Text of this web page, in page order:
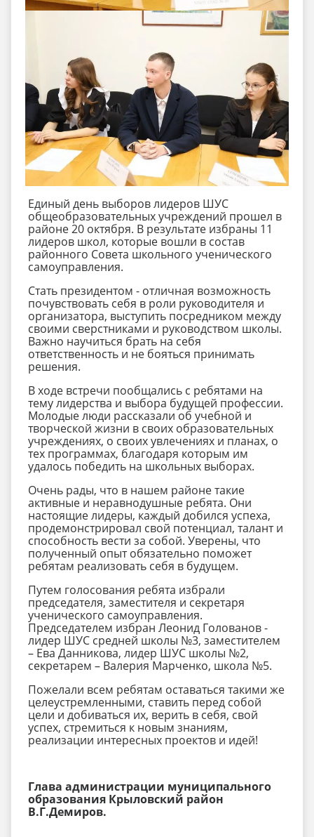
Единый день выборов лидеров ШУС
общеобразовательных учреждений прошел в
районе 20 октября. В результате избраны 11
лидеров школ, которые вошли в состав
районного Совета школьного ученического
самоуправления.
Стать президентом - отличная возможность
почувствовать себя в роли руководителя и
организатора, выступить посредником между
своими сверстниками и руководством школы.
Важно научиться брать на себя
ответственность и не бояться принимать
решения.
В ходе встречи пообщались с ребятами на
тему лидерства и выбора будущей профессии.
Молодые люди рассказали об учебной и
творческой жизни в своих образовательных
учреждениях, о своих увлечениях и планах, о
тех программах, благодаря которым им
удалось победить на школьных выборах.
Очень рады, что в нашем районе такие
активные и неравнодушные ребята. Они
настоящие лидеры, каждый добился успеха,
продемонстрировал свой потенциал, талант и
способность вести за собой. Уверены, что
полученный опыт обязательно поможет
ребятам реализовать себя в будущем.
Путем голосования ребята избрали
председателя, заместителя и секретаря
ученического самоуправления.
Председателем избран Леонид Голованов -
лидер ШУС средней школы №3, заместителем
– Ева Данникова, лидер ШУС школы №2,
секретарем – Валерия Марченко, школа №5.
Пожелали всем ребятам оставаться такими же
целеустремленными, ставить перед собой
цели и добиваться их, верить в себя, свой
успех, стремиться к новым знаниям,
реализации интересных проектов и идей!
Глава администрации муниципального
образования Крыловский район
В.Г.Демиров.